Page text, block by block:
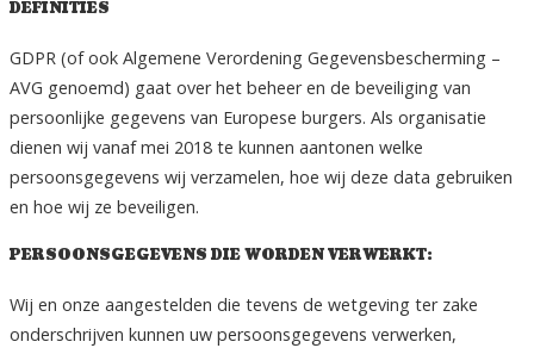
DEFINITIES
GDPR (of ook Algemene Verordening Gegevensbescherming –
AVG genoemd) gaat over het beheer en de beveiliging van
persoonlijke gegevens van Europese burgers. Als organisatie
dienen wij vanaf mei 2018 te kunnen aantonen welke
persoonsgegevens wij verzamelen, hoe wij deze data gebruiken
en hoe wij ze beveiligen.
PERSOONSGEGEVENS DIE WORDEN VERWERKT:
Wij en onze aangestelden die tevens de wetgeving ter zake
onderschrijven kunnen uw persoonsgegevens verwerken,